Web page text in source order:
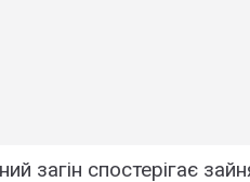
загін спостерігає